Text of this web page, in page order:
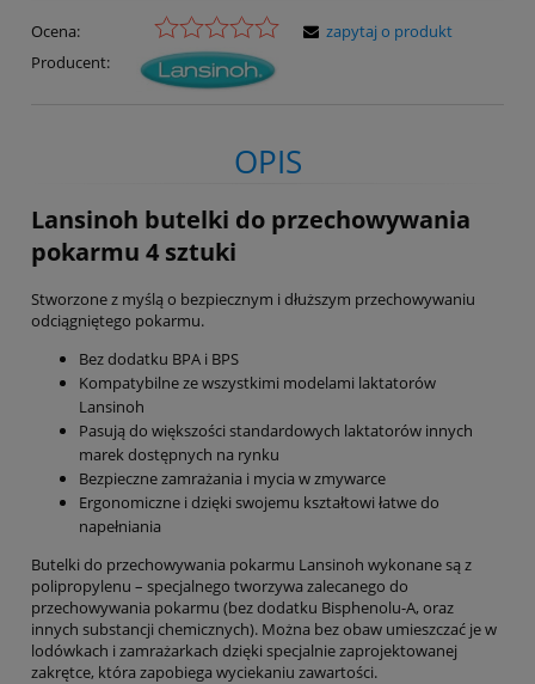
Ocena:
Producent:
zapytaj o produkt
OPIS
Lansinoh butelki do przechowywania
pokarmu 4 sztuki
Stworzone z myślą o bezpiecznym i dłuższym przechowywaniu
odciągniętego pokarmu.
Bez dodatku BPA i BPS
Kompatybilne ze wszystkimi modelami laktatorów
Lansinoh
Pasują do większości standardowych laktatorów innych
marek dostępnych na rynku
Bezpieczne zamrażania i mycia w zmywarce
Ergonomiczne i dzięki swojemu kształtowi łatwe do
napełniania
Butelki do przechowywania pokarmu Lansinoh wykonane są z
polipropylenu – specjalnego tworzywa zalecanego do
przechowywania pokarmu (bez dodatku Bisphenolu-A, oraz
innych substancji chemicznych). Można bez obaw umieszczać je w
lodówkach i zamrażarkach dzięki specjalnie zaprojektowanej
zakrętce, która zapobiega wyciekaniu zawartości.